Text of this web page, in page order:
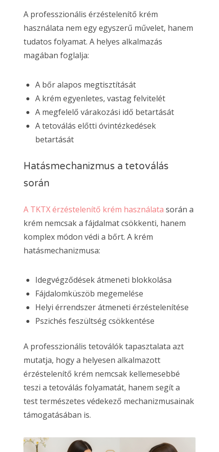
A professzionális érzéstelenítő krém
használata nem egy egyszerű művelet, hanem
tudatos folyamat. A helyes alkalmazás
magában foglalja:
A bőr alapos megtisztítását
A krém egyenletes, vastag felvitelét
A megfelelő várakozási idő betartását
A tetoválás előtti óvintézkedések
betartását
Hatásmechanizmus a tetoválás
során
A TKTX érzéstelenítő krém használata során a
krém nemcsak a fájdalmat csökkenti, hanem
komplex módon védi a bőrt. A krém
hatásmechanizmusa:
Idegvégződések átmeneti blokkolása
Fájdalomküszöb megemelése
Helyi érrendszer átmeneti érzéstelenítése
Pszichés feszültség csökkentése
A professzionális tetoválók tapasztalata azt
mutatja, hogy a helyesen alkalmazott
érzéstelenítő krém nemcsak kellemesebbé
teszi a tetoválás folyamatát, hanem segít a
test természetes védekező mechanizmusainak
támogatásában is.